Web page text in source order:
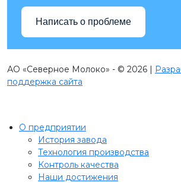
Написать о проблеме
АО «Северное Молоко» - © 2026 |
поддержка сайта
О предприятии
История завода
Технология производства
Контроль качества
Наши достижения